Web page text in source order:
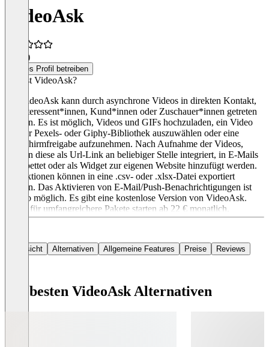
VideoAsk
(2)
Dieses Profil betreiben
Was ist VideoAsk?
Mit VideoAsk kann durch asynchrone Videos in direkten Kontakt,
mit Interessent*innen, Kund*innen oder Zuschauer*innen getreten
werden. Es ist möglich, Videos und GIFs hochzuladen, ein Video
aus der Pexels- oder Giphy-Bibliothek auszuwählen oder eine
Bildschirmfreigabe aufzunehmen. Nach Aufnahme der Videos,
können diese als Url-Link an beliebiger Stelle integriert, in E-Mails
eingebettet oder als Widget zur eigenen Website hinzufügt werden.
Interaktionen können in eine .csv- oder .xlsx-Datei exportiert
werden. Das Aktivieren von E-Mail/Push-Benachrichtigungen ist
ebenso möglich. Es gibt eine kostenlose Version von VideoAsk.
Preise für umfangreichere Pakete starten ab 22 € monatlich.
Übersicht Alternativen Allgemeine Features Preise Reviews
Die besten VideoAsk Alternativen